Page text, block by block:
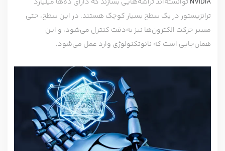
ترانزیستور در یک سطح بسیار کوچک هستند. در این سطح، حتی
مسیر حرکت الکترون‌ها نیز به‌دقت کنترل می‌شود، و این
همان‌جایی است که نانوتکنولوژی وارد عمل می‌شود.